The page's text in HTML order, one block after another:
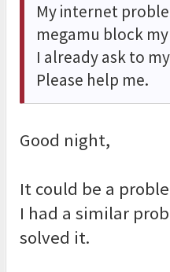
My internet
megamu block
I already ask to
Please help me.
Good night,
It could be a
I had a similar
solved it.